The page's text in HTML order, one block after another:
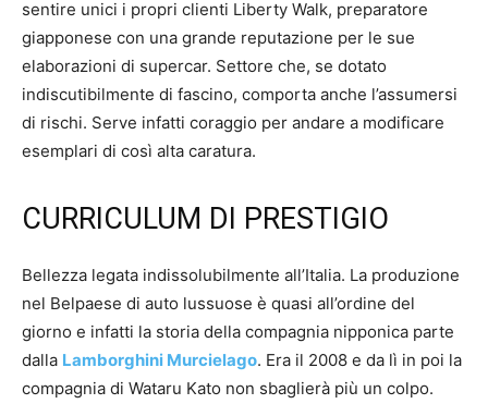
sentire unici i propri clienti Liberty Walk, preparatore
giapponese con una grande reputazione per le sue
elaborazioni di supercar. Settore che, se dotato
indiscutibilmente di fascino, comporta anche l’assumersi
di rischi. Serve infatti coraggio per andare a modificare
esemplari di così alta caratura.
CURRICULUM DI PRESTIGIO
Bellezza legata indissolubilmente all’Italia. La produzione
nel Belpaese di auto lussuose è quasi all’ordine del
giorno e infatti la storia della compagnia nipponica parte
dalla Lamborghini Murcielago. Era il 2008 e da lì in poi la
compagnia di Wataru Kato non sbaglierà più un colpo.